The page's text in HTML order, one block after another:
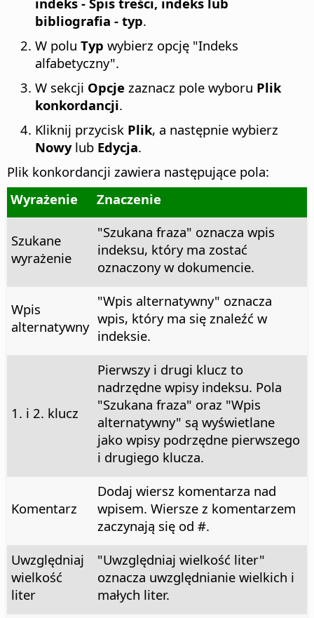
bibliografia - typ.
W polu Typ wybierz opcję "Indeks
alfabetyczny".
W sekcji Opcje zaznacz pole wyboru Plik
konkordancji.
Kliknij przycisk Plik, a następnie wybierz
Nowylub Edycja.
Plik konkordancji zawiera następujące pola:
Wyrażenie
Znaczenie
Szukane
wyrażenie
"Szukana fraza" oznacza wpis
indeksu, który ma zostać
oznaczony w dokumencie.
Wpis
alternatywny
"Wpis alternatywny" oznacza
wpis, który ma się znaleźć w
indeksie.
1. i 2. klucz
Pierwszy i drugi klucz to
nadrzędne wpisy indeksu. Pola
"Szukana fraza" oraz "Wpis
alternatywny" są wyświetlane
jako wpisy podrzędne pierwszego
i drugiego klucza.
Komentarz
Dodaj wiersz komentarza nad
wpisem. Wiersze z komentarzem
zaczynają się od #.
Uwzględniaj
wielkość
liter
"Uwzględniaj wielkość liter"
oznacza uwzględnianie wielkich i
małych liter.